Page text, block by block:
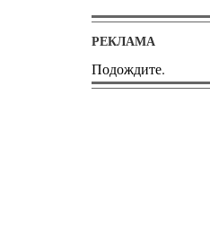
РЕКЛАМА
Подождите.